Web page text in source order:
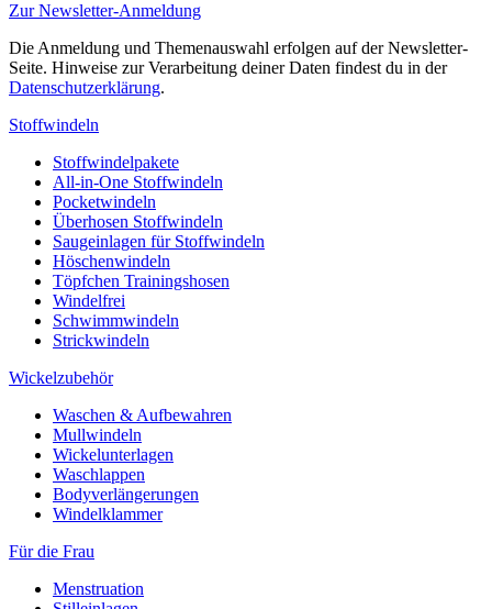
Zur Newsletter-Anmeldung
Die Anmeldung und Themenauswahl erfolgen auf der Newsletter-
Seite. Hinweise zur Verarbeitung deiner Daten findest du in der
Datenschutzerklärung.
Stoffwindeln
Stoffwindelpakete
All-in-One Stoffwindeln
Pocketwindeln
Überhosen Stoffwindeln
Saugeinlagen für Stoffwindeln
Höschenwindeln
Töpfchen Trainingshosen
Windelfrei
Schwimmwindeln
Strickwindeln
Wickelzubehör
Waschen & Aufbewahren
Mullwindeln
Wickelunterlagen
Waschlappen
Bodyverlängerungen
Windelklammer
Für die Frau
Menstruation